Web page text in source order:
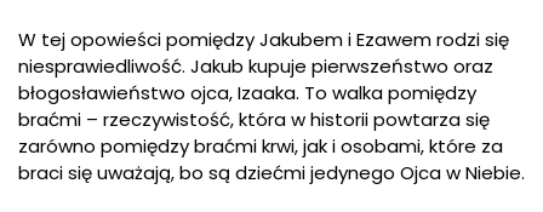
W tej opowieści pomiędzy Jakubem i Ezawem rodzi się
niesprawiedliwość. Jakub kupuje pierwszeństwo oraz
błogosławieństwo ojca, Izaaka. To walka pomiędzy
braćmi – rzeczywistość, która w historii powtarza się
zarówno pomiędzy braćmi krwi, jak i osobami, które za
braci się uważają, bo są dziećmi jedynego Ojca w Niebie.